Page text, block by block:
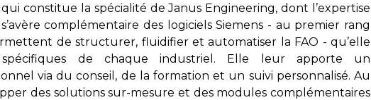
constitue la spécialité de Janus Engineering, dont l’expertise
complémentaire des logiciels Siemens - au premier rang
de structurer, fluidifier et automatiser la FAO - qu’elle
de chaque industriel. Elle leur apporte un
via du conseil, de la formation et un suivi personnalisé. Au
des solutions sur-mesure et des modules complémentaires